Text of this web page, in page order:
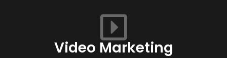
Video Marketing